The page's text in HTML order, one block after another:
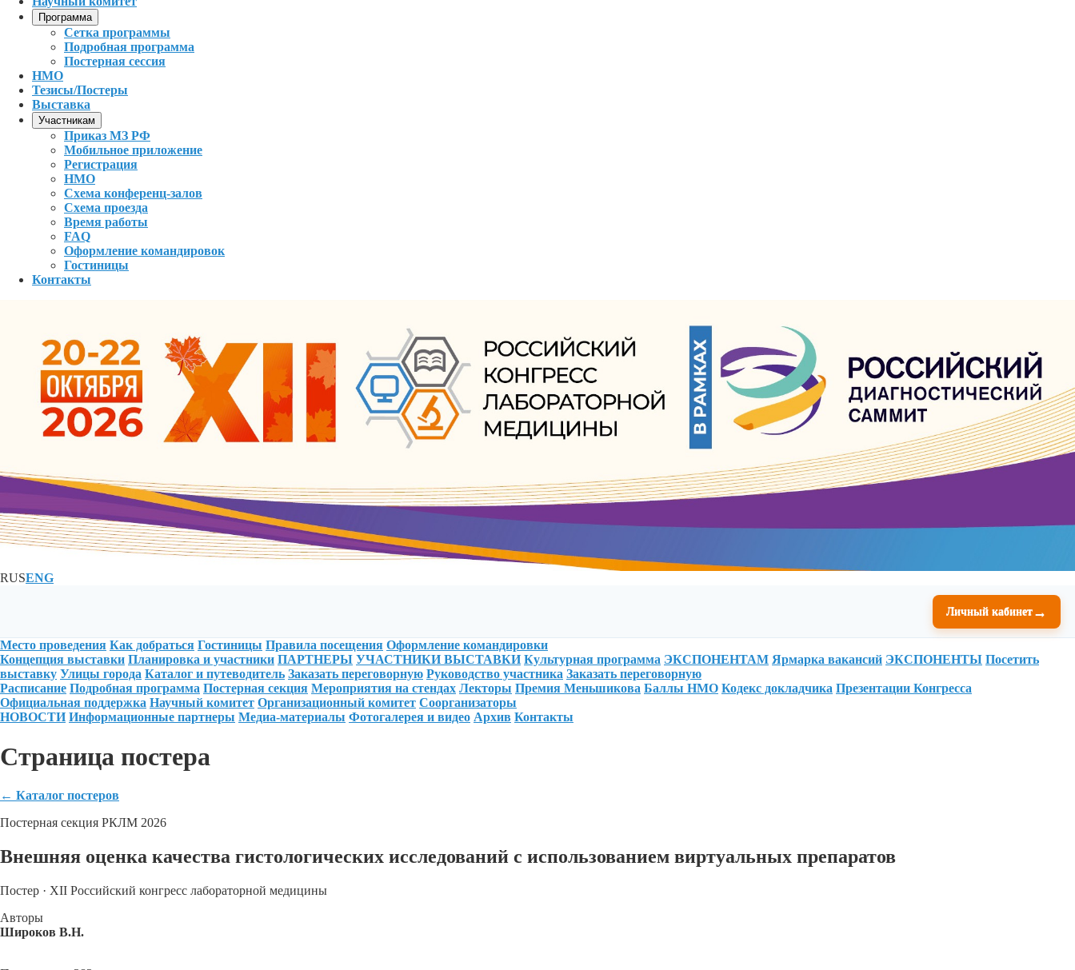
Программа
Сетка программы
Подробная программа
Постерная сессия
НМО
Тезисы/Постеры
Выставка
Участникам
Приказ МЗ РФ
Мобильное приложение
Регистрация
НМО
Схема конференц-залов
Схема проезда
Время работы
FAQ
Оформление командировок
Гостиницы
Контакты
RUSENG
Личный кабинет →
Место проведения Как добраться Гостиницы Правила посещения Оформление командировки
Концепция выставки Планировка и участники ПАРТНЕРЫ УЧАСТНИКИ ВЫСТАВКИ Культурная программа ЭКСПОНЕНТАМ Ярмарка вакансий ЭКСПОНЕНТЫ Посетить
выставку Улицы города Каталог и путеводитель Заказать переговорную Руководство участника Заказать переговорную
Расписание Подробная программа Постерная секция Мероприятия на стендах Лекторы Премия Меньшикова Баллы НМО Кодекс докладчика Презентации Конгресса
Официальная поддержка Научный комитет Организационный комитет Соорганизаторы
НОВОСТИ Информационные партнеры Медиа-материалы Фотогалерея и видео Архив Контакты
Страница постера
← Каталог постеров
Постерная секция РКЛМ 2026
Внешняя оценка качества гистологических исследований с использованием виртуальных препаратов
Постер · XII Российский конгресс лабораторной медицины
Авторы
Широков В.Н.